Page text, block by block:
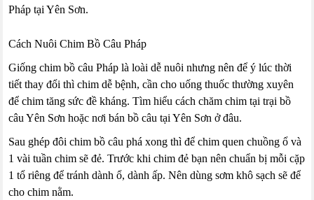
Pháp tại Yên Sơn.
Cách Nuôi Chim Bồ Câu Pháp
Giống chim bồ câu Pháp là loài dễ nuôi nhưng nên để ý lúc thời
tiết thay đổi thì chim dễ bệnh, cần cho uống thuốc thường xuyên
để chim tăng sức đề kháng. Tìm hiểu cách chăm chim tại trại bồ
câu Yên Sơn hoặc nơi bán bồ câu tại Yên Sơn ở đâu.
Sau ghép đôi chim bồ câu phá xong thì để chim quen chuồng ổ và
1 vài tuần chim sẽ đẻ. Trước khi chim đẻ bạn nên chuẩn bị mỗi cặp
1 tổ riêng để tránh dành ổ, dành ấp. Nên dùng sơm khô sạch sẽ để
cho chim nằm.